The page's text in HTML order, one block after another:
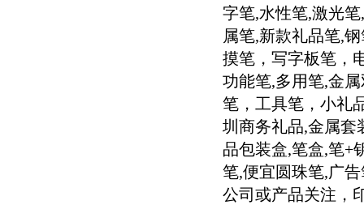
字笔,水性笔,激光
属笔,新款礼品笔,
摸笔，写字板笔，
功能笔,多用笔,金
笔，工具笔，小礼
圳商务礼品,金属套
品包装盒,笔盒,笔+
笔,便宜圆珠笔,广
公司或产品关注，